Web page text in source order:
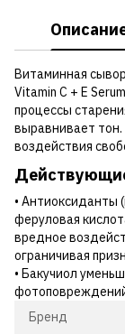
Витаминная
Vitamin C + E
процессы
выравнивает
воздействия
• Антиоксиданты
феруловая
вредное
ограничивая
• Бакучиол
Бренд